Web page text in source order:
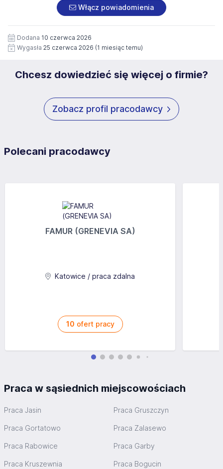
pod numerem 33 816 64 09 lub pisemnie na adres
siedziby administratora.
https://www.workprofit.pl/klauzula-informacyjna.html
załączonych dokumentach aplikacyjnych (w tym
wizerunku), na potrzeby przyszłych rekrutacji przez okres
12 miesięcy. Zgoda jest dobrowolna i może być w każdym
czasie wycofana.
Włącz powiadomienia
Dodana 10 czerwca 2026
Wygasła 25 czerwca 2026 (1 miesiąc temu)
Chcesz dowiedzieć się więcej o firmie?
Zobacz profil pracodawcy
Polecani pracodawcy
FAMUR (GRENEVIA SA)
Katowice / praca zdalna
10 ofert pracy
Praca w sąsiednich miejscowościach
Praca Jasin Praca Gruszczyn
Praca Gortatowo Praca Zalasewo
Praca Rabowice Praca Garby
Praca Kruszewnia Praca Bogucin